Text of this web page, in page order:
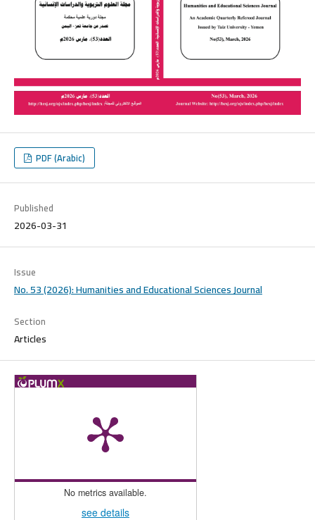
PDF (Arabic)
Published
2026-03-31
Issue
No. 53 (2026): Humanities and Educational Sciences Journal
Section
Articles
No metrics available.
see details